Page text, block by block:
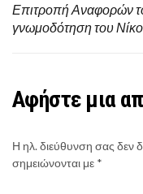
Επιτροπή Αναφορών
γνωμοδότηση του
Αφήστε μια
Η ηλ. διεύθυνση σας δεν
σημειώνονται με *